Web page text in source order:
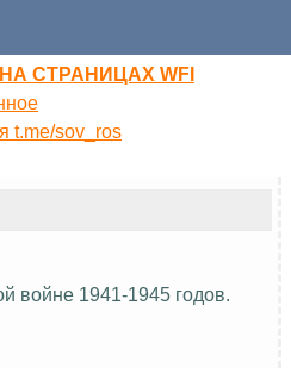
СТРАНИЦАХ WFI
t.me/sov_ros
войне 1941-1945 годов.